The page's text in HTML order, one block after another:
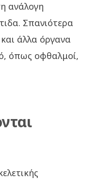
ανάλογη
Σπανιότερα
άλλα όργανα
όπως οφθαλμοί,